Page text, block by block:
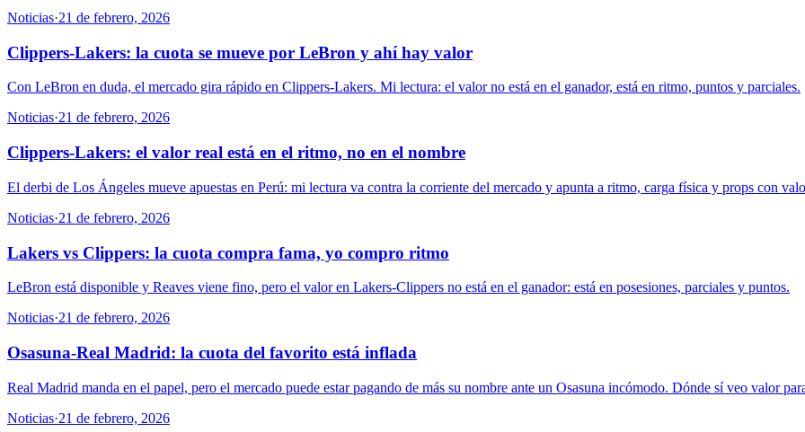
Noticias·21 de febrero, 2026
Clippers-Lakers: la cuota se mueve por LeBron y ahí hay valor
Con LeBron en duda, el mercado gira rápido en Clippers-Lakers. Mi lectura: el valor no está en el ganador, está en ritmo, puntos y parciales.
Noticias·21 de febrero, 2026
Clippers-Lakers: el valor real está en el ritmo, no en el nombre
El derbi de Los Ángeles mueve apuestas en Perú: mi lectura va contra la corriente del mercado y apunta a ritmo, carga física y props con
Noticias·21 de febrero, 2026
Lakers vs Clippers: la cuota compra fama, yo compro ritmo
LeBron está disponible y Reaves viene fino, pero el valor en Lakers-Clippers no está en el ganador: está en posesiones, parciales y puntos.
Noticias·21 de febrero, 2026
Osasuna-Real Madrid: la cuota del favorito está inflada
Real Madrid manda en el papel, pero el mercado puede estar pagando de más su nombre ante un Osasuna incómodo. Dónde sí veo valor
Noticias·21 de febrero, 2026